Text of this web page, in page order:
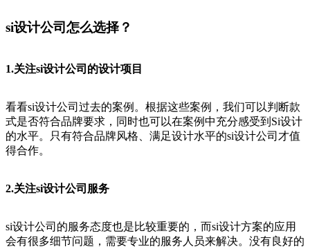
si设计公司怎么选择？
1.关注si设计公司的设计项目
看看si设计公司过去的案例。根据这些案例，我们可以判断款
式是否符合品牌要求，同时也可以在案例中充分感受到Si设计
的水平。只有符合品牌风格、满足设计水平的si设计公司才值
得合作。
2.关注si设计公司服务
si设计公司的服务态度也是比较重要的，而si设计方案的应用
会有很多细节问题，需要专业的服务人员来解决。没有良好的